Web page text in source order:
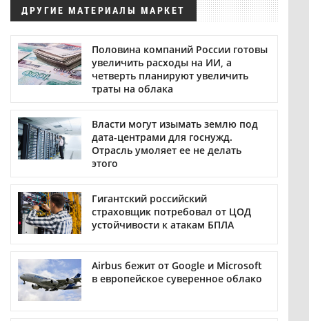
ДРУГИЕ МАТЕРИАЛЫ МАРКЕТ
Половина компаний России готовы
увеличить расходы на ИИ, а
четверть планируют увеличить
траты на облака
Власти могут изымать землю под
дата-центрами для госнужд.
Отрасль умоляет ее не делать
этого
Гигантский российский
страховщик потребовал от ЦОД
устойчивости к атакам БПЛА
Airbus бежит от Google и Microsoft
в европейское суверенное облако